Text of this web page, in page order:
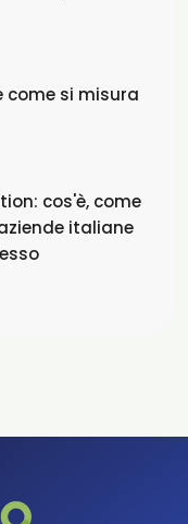
come si misura
cos'è, come
italiane